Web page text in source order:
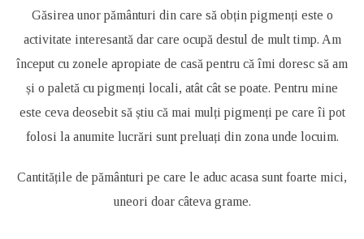
Găsirea unor pământuri din care să obțin pigmenți este o
activitate interesantă dar care ocupă destul de mult timp. Am
început cu zonele apropiate de casă pentru că îmi doresc să am
și o paletă cu pigmenți locali, atât cât se poate. Pentru mine
este ceva deosebit să știu că mai mulți pigmenți pe care îi pot
folosi la anumite lucrări sunt preluați din zona unde locuim.
Cantitățile de pământuri pe care le aduc acasa sunt foarte mici,
uneori doar câteva grame.